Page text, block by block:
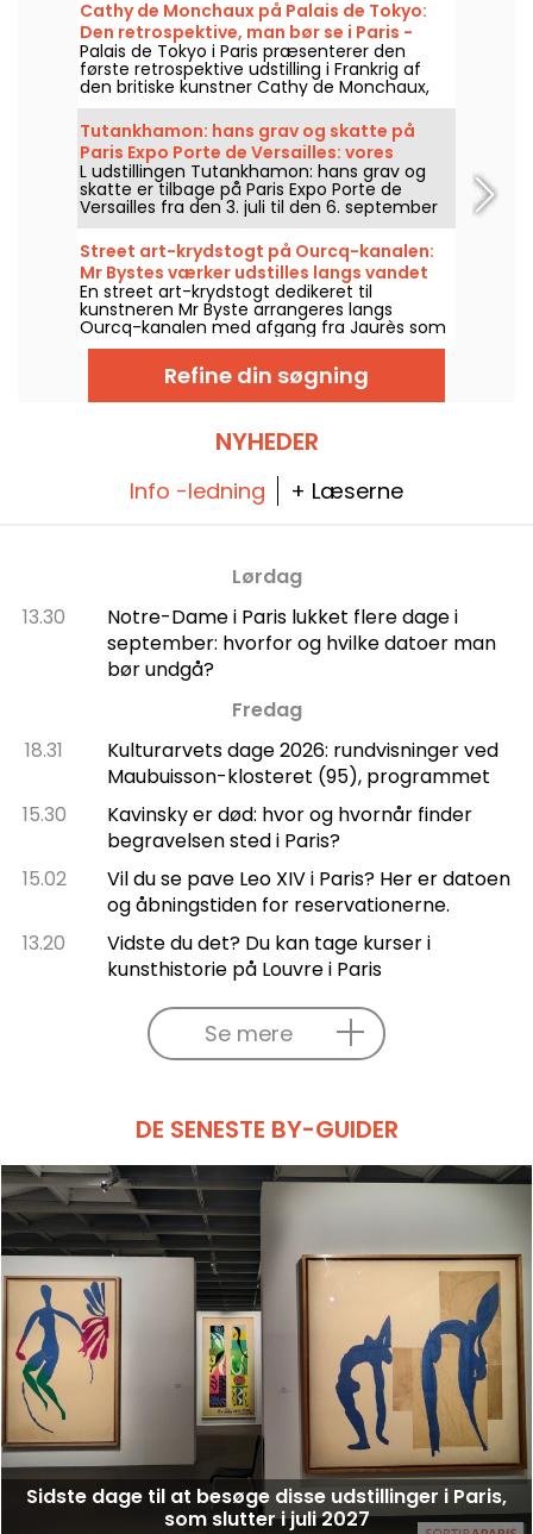
Cathy de Monchaux på Palais de Tokyo:
Den retrospektive, man bør se i Paris -
vores billeder
Palais de Tokyo i Paris præsenterer den
første retrospektive udstilling i Frankrig af
den britiske kunstner Cathy de Monchaux,
med titlen "Studio, Wounds and Battles.
Desire is the Reiteration of Hope", fra den 3.
april til den 13. september 2026. Udstillingen
samler næsten femti værker og giver et
overblik over fire årtier af hendes skabelse,
mellem kroppe, materialer og intime
fortællinger.
Tutankhamon: hans grav og skatte på
Paris Expo Porte de Versailles: vores
billeder
L udstillingen Tutankhamon: hans grav og
skatte er tilbage på Paris Expo Porte de
Versailles fra den 3. juli til den 6. september
2026. Genopbygninger af graven,
gravskatte, audioguide, et immersivt rum og
VR-oplevelse: se, hvad der venter dig på
stedet—i billeder.
Street art-krydstogt på Ourcq-kanalen:
Mr Bystes værker udstilles langs vandet
En street art-krydstogt dedikeret til
kunstneren Mr Byste arrangeres langs
Ourcq-kanalen med afgang fra Jaurès som
led i Kanalens Sommer-aktiviteter, lørdag
den 8. august 2026. På programmet: en
udstilling om bord, en guidet rundvisning til
de vægmalerier, der ses fra vandet, og en
Refine din søgning
NYHEDER
Info -ledning + Læserne
Lørdag
13.30
Notre-Dame i Paris lukket flere dage i
september: hvorfor og hvilke datoer man
bør undgå?
Fredag
18.31
Kulturarvets dage 2026: rundvisninger ved
Maubuisson-klosteret (95), programmet
15.30
Kavinsky er død: hvor og hvornår finder
begravelsen sted i Paris?
15.02
Vil du se pave Leo XIV i Paris? Her er datoen
og åbningstiden for reservationerne.
13.20
Vidste du det? Du kan tage kurser i
kunsthistorie på Louvre i Paris
Se mere
DE SENESTE BY-GUIDER
Sidste dage til at besøge disse udstillinger i Paris,
som slutter i juli 2027